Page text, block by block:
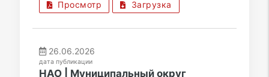
Просмотр Загрузка
26.06.2026
дата публикации
НАО | Муниципальный округ